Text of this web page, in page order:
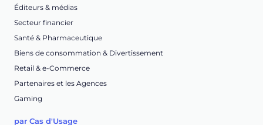
Éditeurs & médias
Secteur financier
Santé & Pharmaceutique
Biens de consommation & Divertissement
Retail & e-Commerce
Partenaires et les Agences
Gaming
par Cas d'Usage